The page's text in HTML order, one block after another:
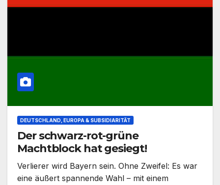
DEUTSCHLAND, EUROPA & SUBSIDIARITÄT
Der schwarz-rot-grüne
Machtblock hat gesiegt!
Verlierer wird Bayern sein. Ohne Zweifel: Es war
eine äußert spannende Wahl – mit einem